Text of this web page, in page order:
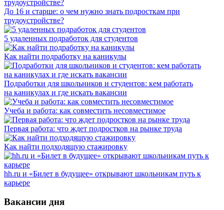
До 16 и старше: о чем нужно знать подросткам при
трудоустройстве?
5 удаленных подработок для студентов
Как найти подработку на каникулы
Подработки для школьников и студентов: кем работать
на каникулах и где искать вакансии
Учеба и работа: как совместить несовместимое
Первая работа: что ждет подростков на рынке труда
Как найти подходящую стажировку
hh.ru и «Билет в будущее» открывают школьникам путь к
карьере
Вакансии дня